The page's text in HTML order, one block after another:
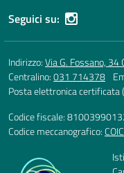
Seguici su:
Indirizzo:Via G. Fossano, 34
Centralino:031 714378
Posta elettronica certificata
Codice fiscale:
Codice meccanografico: